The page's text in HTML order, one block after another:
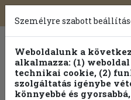
Toggle
navigation
Személyre szabott
Weboldalunk a
alkalmazza: (1)
technikai cookie, (2)
szolgáltatás igénybe
könnyebbé és